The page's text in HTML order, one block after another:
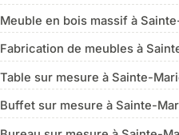
Meuble en bois massif à
Fabrication de meubles à
Table sur mesure à Sainte-
Buffet sur mesure à Sainte-